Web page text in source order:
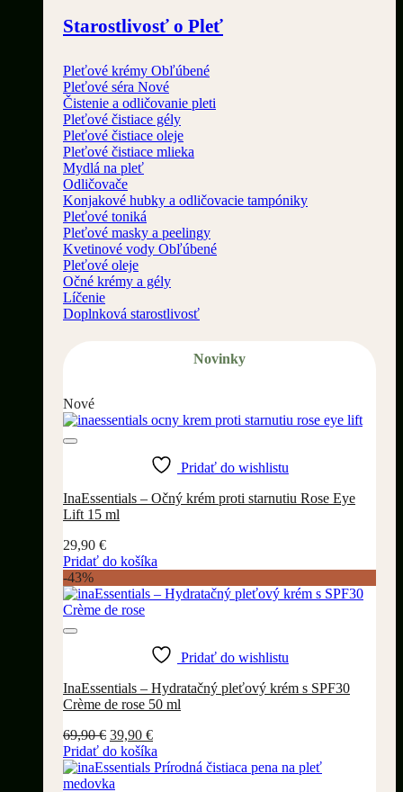
Starostlivosť o Pleť
Pleťové krémy
Pleťové séra
Čistenie a odličovanie pleti
Pleťové čistiace gély
Pleťové čistiace oleje
Pleťové čistiace mlieka
Mydlá na pleť
Odličovače
Konjakové hubky a odličovacie tampóniky
Pleťové toniká
Pleťové masky a peelingy
Kvetinové vody
Pleťové oleje
Očné krémy a gély
Líčenie
Doplnková starostlivosť
Novinky
Nové
Pridať do wishlistu
InaEssentials – Očný krém proti starnutiu Rose Eye
Lift 15 ml
29,90 €
Pridať do košíka
-43%
Pridať do wishlistu
InaEssentials – Hydratačný pleťový krém s SPF30
Crème de rose 50 ml
69,90€ Pôvodná
cena
bola:
69,90 €.
39,90 €Aktuálna
cena
je:
Pridať do košíka